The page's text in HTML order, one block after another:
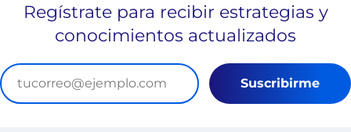
Regístrate para recibir estrategias y
conocimientos actualizados
Suscribirme